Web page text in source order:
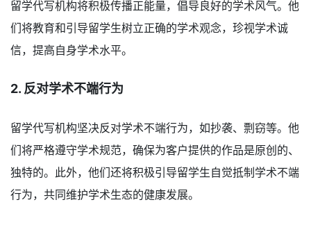
留学代写机构将积极传播正能量，倡导良好的学术风气。他
们将教育和引导留学生树立正确的学术观念，珍视学术诚
信，提高自身学术水平。
2. 反对学术不端行为
留学代写机构坚决反对学术不端行为，如抄袭、剽窃等。他
们将严格遵守学术规范，确保为客户提供的作品是原创的、
独特的。此外，他们还将积极引导留学生自觉抵制学术不端
行为，共同维护学术生态的健康发展。